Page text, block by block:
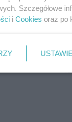
Szczegółowe
i Cookies oraz po